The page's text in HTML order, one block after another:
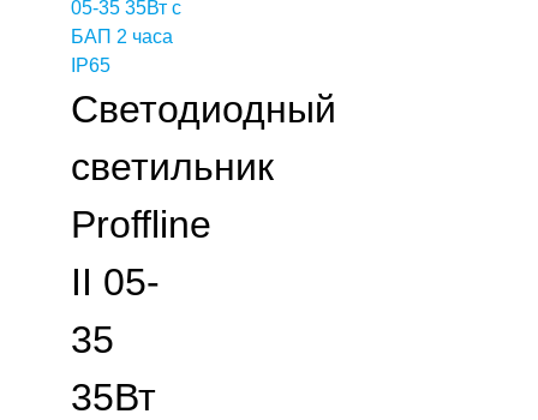
Светодиодный
светильник
Proffline
II 05-
35
35Вт